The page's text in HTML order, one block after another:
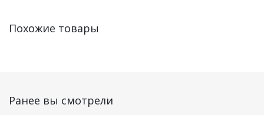
Похожие товары
Ранее вы смотрели